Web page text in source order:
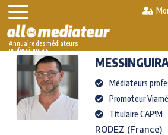
Skip
content
Annuaire des médiateurs
professionnels
AlloMediateur
Jérôme
Médiateurs
Promoteur
Titulaire CAP'M
RODEZ (France)